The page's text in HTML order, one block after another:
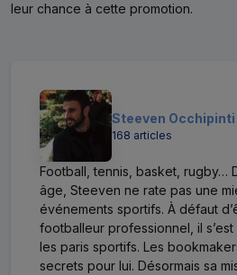
leur chance à cette promotion.
Steeven Occhipinti
168 articles
Football, tennis, basket, rugby…
âge, Steeven ne rate pas une
événements sportifs. À défaut
footballeur professionnel, il
les paris sportifs. Les
secrets pour lui. Désormais sa